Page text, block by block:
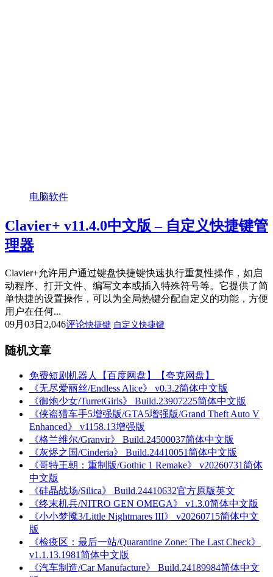
电脑软件
Clavier+ v11.4.0中文版 – 自定义快捷键管
理器
Clavier+允许用户通过键盘快捷键快速执行重复性操作，如启
动程序、打开文件、编写文本或插入特殊符号等。它提供了简
单快捷的设置操作，可以为全局热键分配自定义的功能，方便
用户在任何...
09月03日 2,046评论快捷键 自定义快捷键
随机文章
免费短剧机器人【百度网盘】【夸克网盘】
《无尽爱丽丝/Endless Alice》 v0.3.2简体中文版
《御炮少女/TurretGirls》 Build.23907225简体中文版
《侠盗猎车手5增强版/GTA5增强版/Grand Theft Auto V
Enhanced》 v1158.13增强版
《格兰维尔/Granvir》 Build.24500037简体中文版
《灰烬之国/Cinderia》 Build.24410051简体中文版
《哥特王朝：重制版/Gothic 1 Remake》 v20260731简体
中文版
《硅晶战场/Silica》 Build.24410632官方原版英文
《终末机兵/NITRO GEN OMEGA》 v1.3.0简体中文版
《小小梦魇3/Little Nightmares III》 v20260715简体中文
版
《检疫区：最后一站/Quarantine Zone: The Last Check》
v1.1.13.1981简体中文版
《汽车制造/Car Manufacture》 Build.24189984简体中文